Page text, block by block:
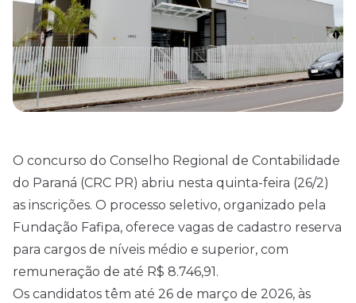
O concurso do Conselho Regional de Contabilidade
do Paraná (CRC PR) abriu nesta quinta-feira (26/2)
as inscrições. O processo seletivo, organizado pela
Fundação Fafipa, oferece vagas de cadastro reserva
para cargos de níveis médio e superior, com
remuneração de até R$ 8.746,91.
Os candidatos têm até 26 de março de 2026, às